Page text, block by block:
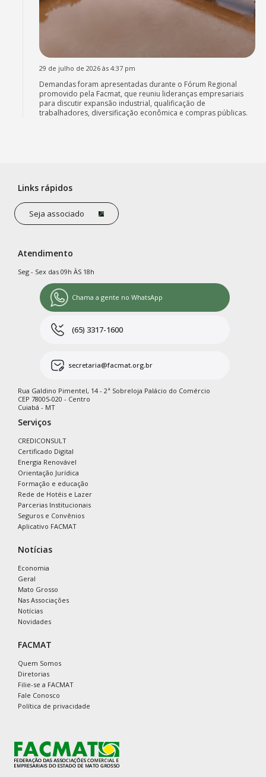
29 de julho de 2026 às 4:37 pm
Demandas foram apresentadas durante o Fórum Regional
promovido pela Facmat, que reuniu lideranças empresariais
para discutir expansão industrial, qualificação de
trabalhadores, diversificação econômica e compras públicas.
Links rápidos
Seja associado
Atendimento
Seg - Sex das 09h ÀS 18h
Chama a gente no WhatsApp
(65) 3317-1600
secretaria@facmat.org.br
Rua Galdino Pimentel, 14 - 2ª Sobreloja Palácio do Comércio
CEP 78005-020 - Centro
Cuiabá - MT
Serviços
CREDICONSULT
Certificado Digital
Energia Renovável
Orientação Jurídica
Formação e educação
Rede de Hotéis e Lazer
Parcerias Institucionais
Seguros e Convênios
Aplicativo FACMAT
Notícias
Economia
Geral
Mato Grosso
Nas Associações
Notícias
Novidades
FACMAT
Quem Somos
Diretorias
Filie-se a FACMAT
Fale Conosco
Política de privacidade